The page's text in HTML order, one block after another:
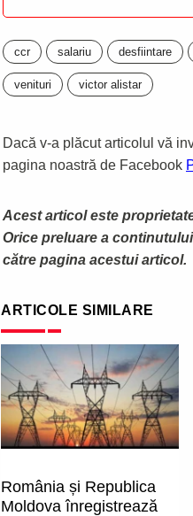
ccr salariu desfiintare
venituri victor alistar
Dacă v-a plăcut articolul vă
pagina noastră de Facebook
Acest articol este
Orice preluare a
către pagina acestui articol.
ARTICOLE SIMILARE
România și Republica
Moldova înregistrează